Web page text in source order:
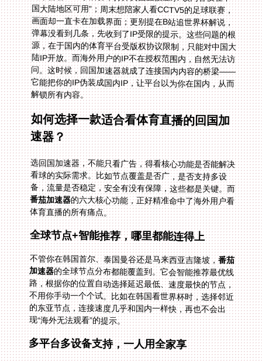
解锁所有内容。
如何选择一款适合看体育直播的回国加
速器？
选回国加速器，不能只看广告，得看核心功能是否能解决
看球的实际需求。比如节点覆盖是否广，是否支持多设
备，流量是否稳定，安全有没有保障，这些都是关键。而
番茄加速器的六大核心功能，正好精准命中了海外用户看
体育直播的所有痛点。
全球节点+智能推荐，哪里都能连得上
不管你在韩国首尔、泰国曼谷还是马来西亚吉隆坡，番茄
加速器的全球节点分布都能覆盖到。它会智能推荐最优线
路，根据你的位置自动选择延迟最低、速度最快的节点，
不用你手动一个个试。比如在韩国看世界杯时，选择邻近
的东亚节点，连接速度几乎和国内一样快，再也不会出
现“海外无法观看”的提示。
多平台多设备支持，一人用全家享